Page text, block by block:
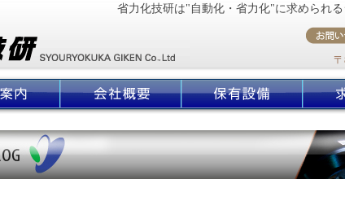
省力化技研は"自動化・省力化"に求められ